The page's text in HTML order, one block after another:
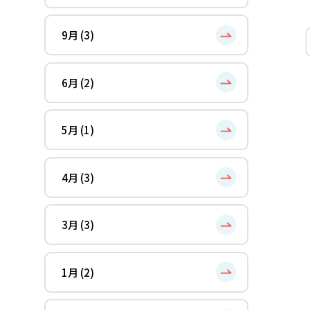
9月 (3)
6月 (2)
5月 (1)
4月 (3)
3月 (3)
1月 (2)